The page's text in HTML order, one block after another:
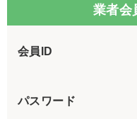
業者会
会員ID
パスワード